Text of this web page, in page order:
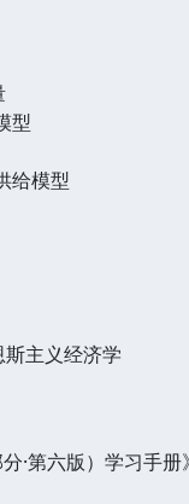
型
给模型
主义经济学
第六版）学习手册